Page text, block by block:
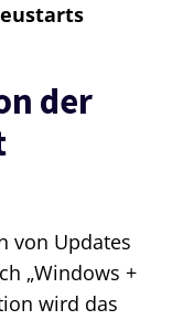
der
von Updates
„Windows +
wird das